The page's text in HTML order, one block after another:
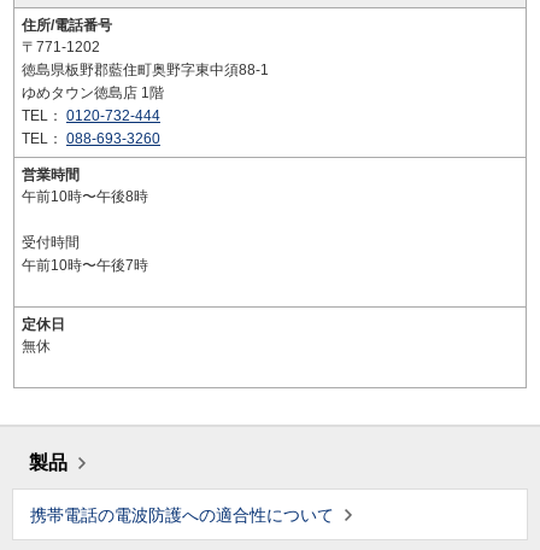
住所/電話番号
〒771-1202
徳島県板野郡藍住町奥野字東中須88-1
ゆめタウン徳島店 1階
TEL： 0120-732-444
TEL： 088-693-3260
営業時間
午前10時〜午後8時
受付時間
午前10時〜午後7時
定休日
無休
製品
携帯電話の電波防護への適合性について